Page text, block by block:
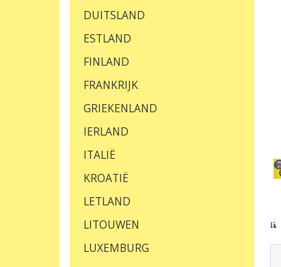
DUITSLAND
ESTLAND
FINLAND
FRANKRIJK
GRIEKENLAND
IERLAND
ITALIË
KROATIË
LETLAND
LITOUWEN
LUXEMBURG